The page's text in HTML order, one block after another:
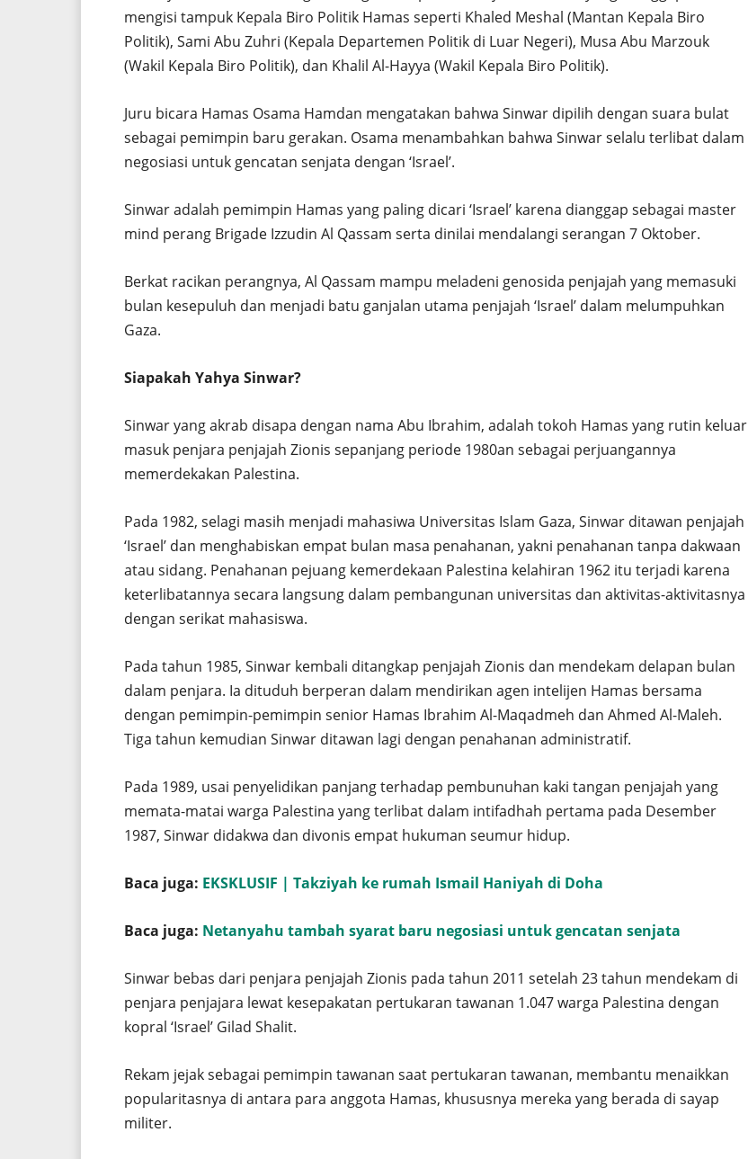
mengisi tampuk Kepala Biro Politik Hamas seperti Khaled Meshal (Mantan Kepala Biro
Politik), Sami Abu Zuhri (Kepala Departemen Politik di Luar Negeri), Musa Abu Marzouk
(Wakil Kepala Biro Politik), dan Khalil Al-Hayya (Wakil Kepala Biro Politik).
Juru bicara Hamas Osama Hamdan mengatakan bahwa Sinwar dipilih dengan suara bulat
sebagai pemimpin baru gerakan. Osama menambahkan bahwa Sinwar selalu terlibat dalam
negosiasi untuk gencatan senjata dengan ‘Israel’.
Sinwar adalah pemimpin Hamas yang paling dicari ‘Israel’ karena dianggap sebagai master
mind perang Brigade Izzudin Al Qassam serta dinilai mendalangi serangan 7 Oktober.
Berkat racikan perangnya, Al Qassam mampu meladeni genosida penjajah yang memasuki
bulan kesepuluh dan menjadi batu ganjalan utama penjajah ‘Israel’ dalam melumpuhkan
Gaza.
Siapakah Yahya Sinwar?
Sinwar yang akrab disapa dengan nama Abu Ibrahim, adalah tokoh Hamas yang rutin keluar
masuk penjara penjajah Zionis sepanjang periode 1980an sebagai perjuangannya
memerdekakan Palestina.
Pada 1982, selagi masih menjadi mahasiwa Universitas Islam Gaza, Sinwar ditawan penjajah
‘Israel’ dan menghabiskan empat bulan masa penahanan, yakni penahanan tanpa dakwaan
atau sidang. Penahanan pejuang kemerdekaan Palestina kelahiran 1962 itu terjadi karena
keterlibatannya secara langsung dalam pembangunan universitas dan aktivitas-aktivitasnya
dengan serikat mahasiswa.
Pada tahun 1985, Sinwar kembali ditangkap penjajah Zionis dan mendekam delapan bulan
dalam penjara. Ia dituduh berperan dalam mendirikan agen intelijen Hamas bersama
dengan pemimpin-pemimpin senior Hamas Ibrahim Al-Maqadmeh dan Ahmed Al-Maleh.
Tiga tahun kemudian Sinwar ditawan lagi dengan penahanan administratif.
Pada 1989, usai penyelidikan panjang terhadap pembunuhan kaki tangan penjajah yang
memata-matai warga Palestina yang terlibat dalam intifadhah pertama pada Desember
1987, Sinwar didakwa dan divonis empat hukuman seumur hidup.
Baca juga: EKSKLUSIF | Takziyah ke rumah Ismail Haniyah di Doha
Baca juga: Netanyahu tambah syarat baru negosiasi untuk gencatan senjata
Sinwar bebas dari penjara penjajah Zionis pada tahun 2011 setelah 23 tahun mendekam di
penjara penjajara lewat kesepakatan pertukaran tawanan 1.047 warga Palestina dengan
kopral ‘Israel’ Gilad Shalit.
Rekam jejak sebagai pemimpin tawanan saat pertukaran tawanan, membantu menaikkan
popularitasnya di antara para anggota Hamas, khususnya mereka yang berada di sayap
militer.